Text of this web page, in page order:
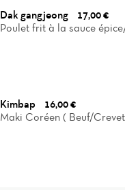
Dak gangjeong
17,00 €
Poulet frit à la sauce
Kimbap
16,00 €
Maki Coréen ( Beuf/